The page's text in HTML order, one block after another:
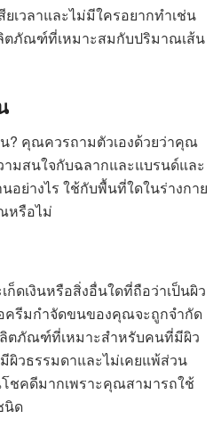
เวลาและไม่มีใครอยากทำเช่น
ภัณฑ์ที่เหมาะสมกับปริมาณเส้น
คุณควรถามตัวเองด้วยว่าคุณ
มสนใจกับฉลากและแบรนด์และ
ย่างไร ใช้กับพื้นที่ใดในร่างกาย
หรือไม่
ดเงินหรือสิ่งอื่นใดที่ถือว่าเป็นผิว
ครีมกำจัดขนของคุณจะถูกจำกัด
ตภัณฑ์ที่เหมาะสำหรับคนที่มีผิว
วธรรมดาและไม่เคยแพ้ส่วน
โชคดีมากเพราะคุณสามารถใช้
นิด